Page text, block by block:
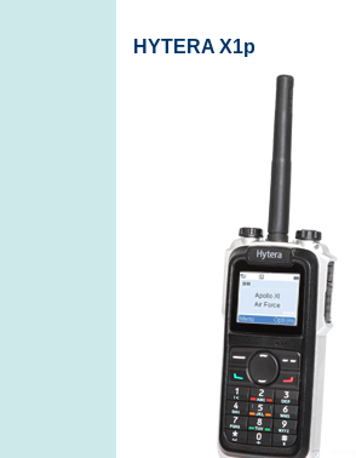
HYTERA X1p